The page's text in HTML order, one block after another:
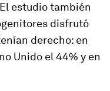
estudio también
disfrutó
derecho: en
Unido el 44% y en